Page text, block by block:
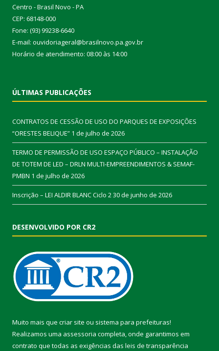
Centro - Brasil Novo - PA
CEP: 68148-000
Fone: (93) 99238-6640
E-mail: ouvidoriageral@brasilnovo.pa.gov.br
Horário de atendimento: 08:00 às 14:00
ÚLTIMAS PUBLICAÇÕES
CONTRATOS DE CESSÃO DE USO DO PARQUES DE EXPOSIÇÕES
“ORESTES BELIQUE” 1 de julho de 2026
TERMO DE PERMISSÃO DE USO ESPAÇO PÚBLICO – INSTALAÇÃO
DE TOTEM DE LED – DRLN MULTI-EMPREENDIMENTOS & SEMAF-
PMBN 1 de julho de 2026
Inscrição – LEI ALDIR BLANC Ciclo 230 de junho de 2026
DESENVOLVIDO POR CR2
Muito mais que criar site ou sistema para prefeituras!
Realizamos uma assessoria completa, onde garantimos em
contrato que todas as exigências das leis de transparência